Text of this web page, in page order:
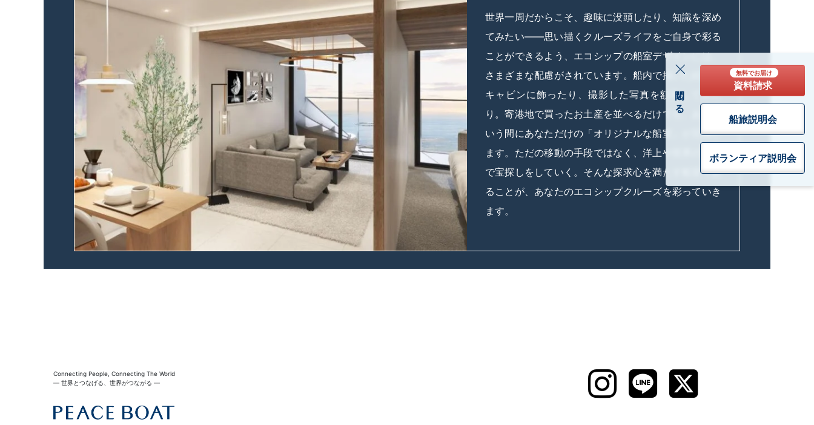
閉じる
無料でお届け
資料請求
船旅説明会
ボランティア説明会
世界一周だからこそ、趣味に没頭したり、知識を深め
てみたい――思い描くクルーズライフをご自身で彩る
ことができるよう、エコシップの船室デザインには、
さまざまな配慮がされています。船内で描いた絵画を
キャビンに飾ったり、撮影した写真を額装してみた
り。寄港地で買ったお土産を並べるだけでも、あっと
いう間にあなただけの「オリジナルな船室」が完成し
ます。ただの移動の手段ではなく、洋上や世界の港々
で宝探しをしていく。そんな探求心を満たす船室であ
ることが、あなたのエコシップクルーズを彩っていき
ます。
Connecting People, Connecting The World
― 世界とつなげる、世界がつながる ―